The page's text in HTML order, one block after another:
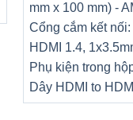
mm x 100 mm) -
Cổng cắm kết
HDMI 1.4,
Phụ kiện trong
Dây HDMI to HDMI